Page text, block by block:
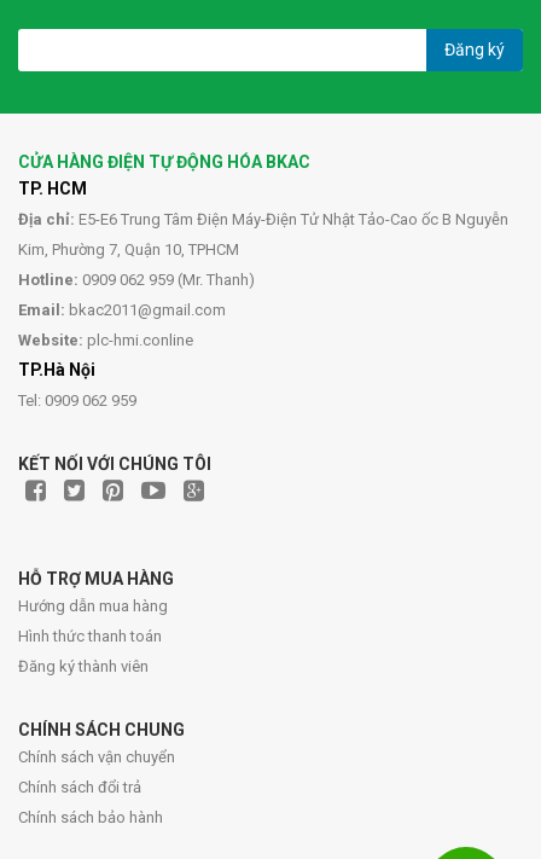
Đăng ký
CỬA HÀNG ĐIỆN TỰ ĐỘNG HÓA BKAC
TP. HCM
Địa chỉ: E5-E6 Trung Tâm Điện Máy-Điện Tử Nhật Tảo-Cao ốc B Nguyễn
Kim, Phường 7, Quận 10, TPHCM
Hotline: 0909 062 959 (Mr. Thanh)
Email: bkac2011@gmail.com
Website: plc-hmi.conline
TP.Hà Nội
Tel: 0909 062 959
KẾT NỐI VỚI CHÚNG TÔI
HỖ TRỢ MUA HÀNG
Hướng dẫn mua hàng
Hình thức thanh toán
Đăng ký thành viên
CHÍNH SÁCH CHUNG
Chính sách vận chuyển
Chính sách đổi trả
Chính sách bảo hành